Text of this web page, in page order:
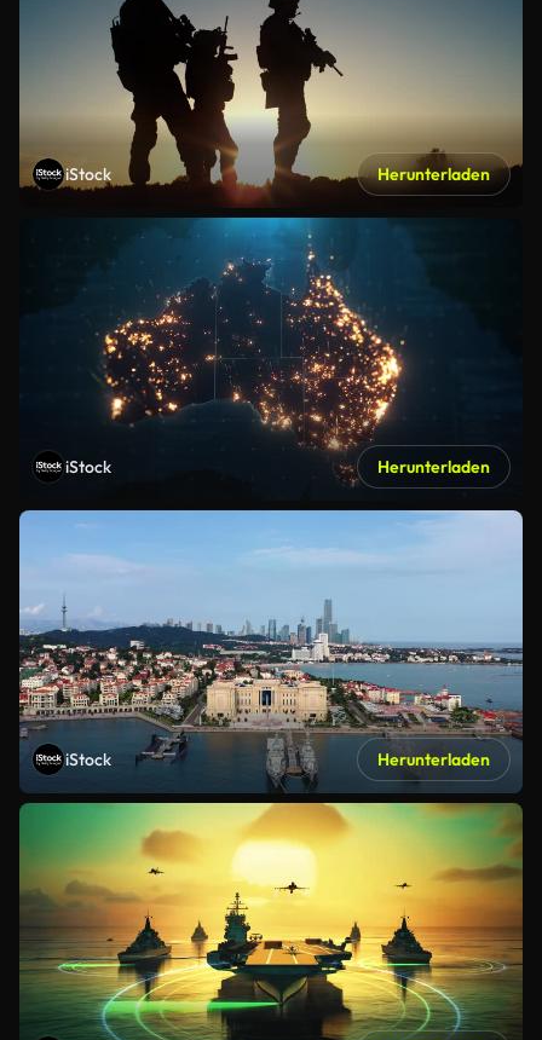
iStock Herunterladen
iStock Herunterladen
iStock Herunterladen